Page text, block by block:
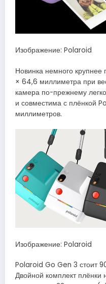
Изображение: Polaroid
Новинка немного
× 64,6 миллиметра при
камера по-прежнему
и совместима с плёнкой
миллиметров.
Изображение: Polaroid
Polaroid Go Gen 3 стоит
Двойной комплект плёнки